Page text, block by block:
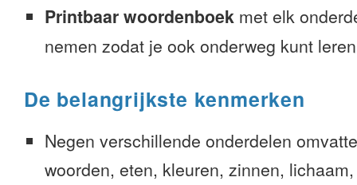
Printbaar woordenboek met elk
nemen zodat je ook onderweg kunt
De belangrijkste kenmerken
Negen verschillende onderdelen
woorden, eten, kleuren, zinnen,